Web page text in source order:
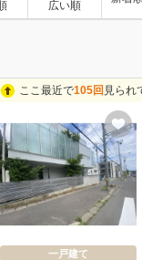
広い順
ださい。
ここ最近で105回 見られ
一戸建て